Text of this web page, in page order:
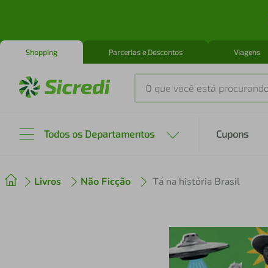
Shopping Parcerias e Descontos Viagens
O que você está procurando?
Todos os Departamentos Cupons
Livros Não Ficção Tá na história Brasil
2º cafeteira
air fryer